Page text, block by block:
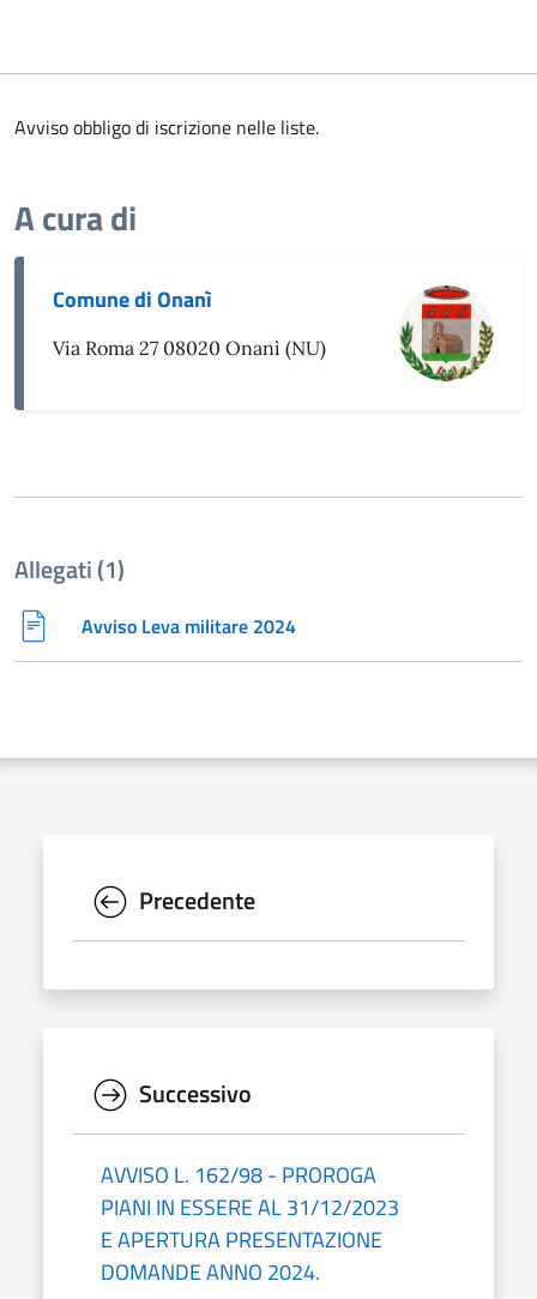
Avviso obbligo di iscrizione nelle liste.
A cura di
Comune di Onanì
Via Roma 27 08020 Onanì (NU)
Allegati (1)
Avviso Leva militare 2024
Precedente
Successivo
AVVISO L. 162/98 - PROROGA
PIANI IN ESSERE AL 31/12/2023
E APERTURA PRESENTAZIONE
DOMANDE ANNO 2024.